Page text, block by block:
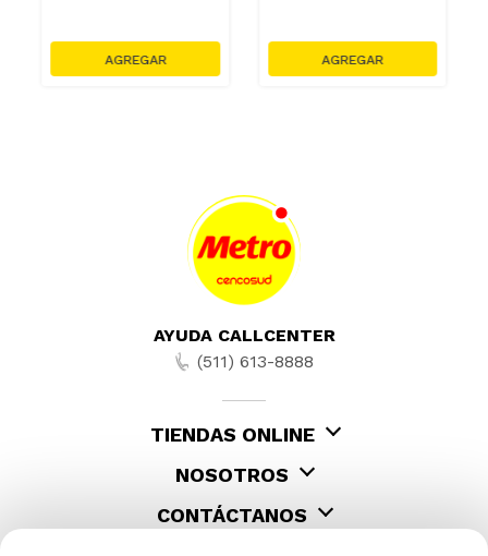
AYUDA CALLCENTER
(511) 613-8888
TIENDAS ONLINE
NOSOTROS
CONTÁCTANOS